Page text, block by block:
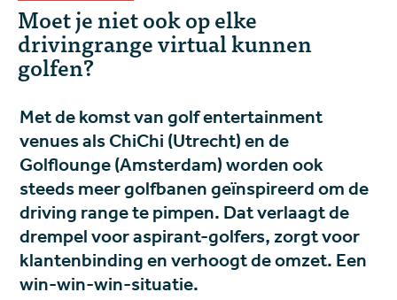
Moet je niet ook op elke
drivingrange virtual kunnen
golfen?
Met de komst van golf entertainment
venues als ChiChi (Utrecht) en de
Golflounge (Amsterdam) worden ook
steeds meer golfbanen geïnspireerd om de
driving range te pimpen. Dat verlaagt de
drempel voor aspirant-golfers, zorgt voor
klantenbinding en verhoogt de omzet. Een
win-win-win-situatie.